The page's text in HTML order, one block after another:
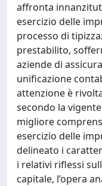
affronta
esercizio delle
processo di
prestabilito,
aziende di
unificazione
attenzione è
secondo la
migliore
esercizio delle
delineato i
i relativi riflessi
capitale, l’opera